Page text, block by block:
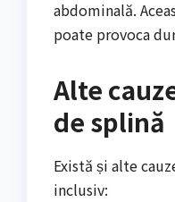
abdominală.
poate provoca
Alte
de splină
Există și alte
inclusiv: